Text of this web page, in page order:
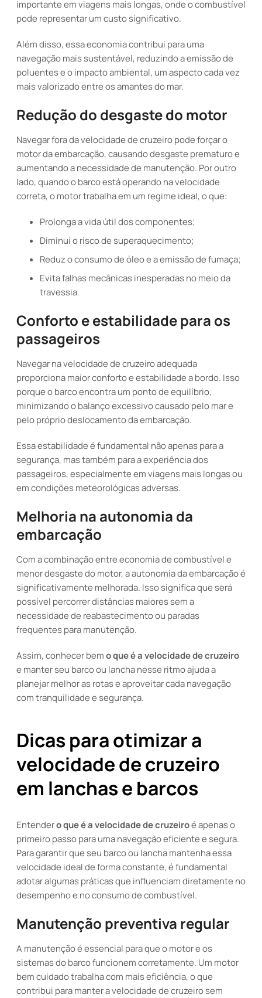
importante em viagens mais longas, onde o combustível
pode representar um custo significativo.
Além disso, essa economia contribui para uma
navegação mais sustentável, reduzindo a emissão de
poluentes e o impacto ambiental, um aspecto cada vez
mais valorizado entre os amantes do mar.
Redução do desgaste do motor
Navegar fora da velocidade de cruzeiro pode forçar o
motor da embarcação, causando desgaste prematuro e
aumentando a necessidade de manutenção. Por outro
lado, quando o barco está operando na velocidade
correta, o motor trabalha em um regime ideal, o que:
Prolonga a vida útil dos componentes;
Diminui o risco de superaquecimento;
Reduz o consumo de óleo e a emissão de fumaça;
Evita falhas mecânicas inesperadas no meio da
travessia.
Conforto e estabilidade para os
passageiros
Navegar na velocidade de cruzeiro adequada
proporciona maior conforto e estabilidade a bordo. Isso
porque o barco encontra um ponto de equilíbrio,
minimizando o balanço excessivo causado pelo mar e
pelo próprio deslocamento da embarcação.
Essa estabilidade é fundamental não apenas para a
segurança, mas também para a experiência dos
passageiros, especialmente em viagens mais longas ou
em condições meteorológicas adversas.
Melhoria na autonomia da
embarcação
Com a combinação entre economia de combustível e
menor desgaste do motor, a autonomia da embarcação é
significativamente melhorada. Isso significa que será
possível percorrer distâncias maiores sem a
necessidade de reabastecimento ou paradas
frequentes para manutenção.
Assim, conhecer bemo que é a velocidade de cruzeiro
e manter seu barco ou lancha nesse ritmo ajuda a
planejar melhor as rotas e aproveitar cada navegação
com tranquilidade e segurança.
Dicas para otimizar a
velocidade de cruzeiro
em lanchas e barcos
Entendero que é a velocidade de cruzeiroé apenas o
primeiro passo para uma navegação eficiente e segura.
Para garantir que seu barco ou lancha mantenha essa
velocidade ideal de forma constante, é fundamental
adotar algumas práticas que influenciam diretamente no
desempenho e no consumo de combustível.
Manutenção preventiva regular
A manutenção é essencial para que o motor e os
sistemas do barco funcionem corretamente. Um motor
bem cuidado trabalha com mais eficiência, o que
contribui para manter a velocidade de cruzeiro sem